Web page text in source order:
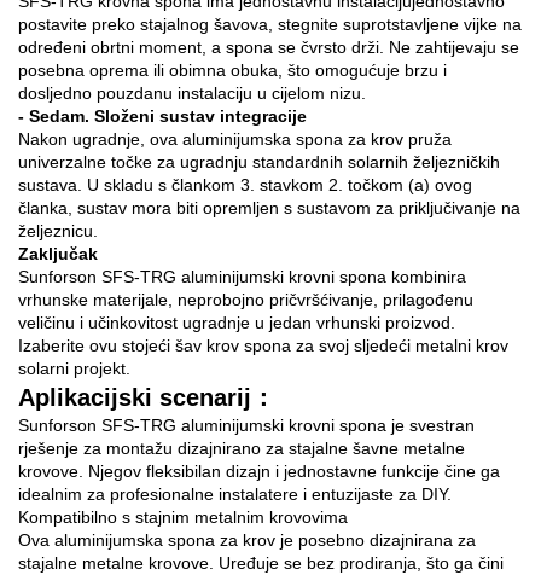
postavite preko stajalnog šavova, stegnite suprotstavljene vijke na
određeni obrtni moment, a spona se čvrsto drži. Ne zahtijevaju se
posebna oprema ili obimna obuka, što omogućuje brzu i
dosljedno pouzdanu instalaciju u cijelom nizu.
- Sedam. Složeni sustav integracije
Nakon ugradnje, ova aluminijumska spona za krov pruža
univerzalne točke za ugradnju standardnih solarnih željezničkih
sustava. U skladu s člankom 3. stavkom 2. točkom (a) ovog
članka, sustav mora biti opremljen s sustavom za priključivanje na
željeznicu.
Zaključak
Sunforson SFS-TRG aluminijumski krovni spona kombinira
vrhunske materijale, neprobojno pričvršćivanje, prilagođenu
veličinu i učinkovitost ugradnje u jedan vrhunski proizvod.
Izaberite ovu stojeći šav krov spona za svoj sljedeći metalni krov
solarni projekt.
Aplikacijski scenarij：
Sunforson SFS-TRG aluminijumski krovni spona je svestran
rješenje za montažu dizajnirano za stajalne šavne metalne
krovove. Njegov fleksibilan dizajn i jednostavne funkcije čine ga
idealnim za profesionalne instalatere i entuzijaste za DIY.
Kompatibilno s stajnim metalnim krovovima
Ova aluminijumska spona za krov je posebno dizajnirana za
stajalne metalne krovove. Uređuje se bez prodiranja, što ga čini